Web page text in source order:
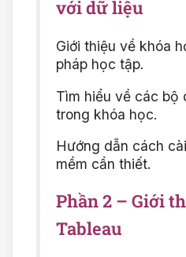
với dữ liệu
Giới thiệu về khóa
pháp học tập.
Tìm hiểu về các bộ
trong khóa học.
Hướng dẫn cách
mềm cần thiết.
Phần 2 – Giới
Tableau